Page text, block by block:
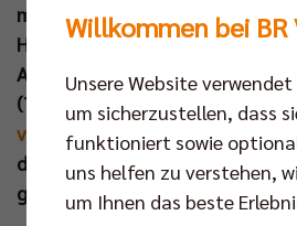
mit 3:0 (25:15, 25:15, 25:19).
Hauptstädter mit einer breiten
April im Volleyballtempel
(Tickets ab sofort erhältlich:
volleys.de/tickets ). Der
dem VfB Friedrichshafen und
gesucht.
Willkommen bei BR
Unsere Website
um sicherzustellen, dass
funktioniert sowie
uns helfen zu verstehen,
um Ihnen das beste